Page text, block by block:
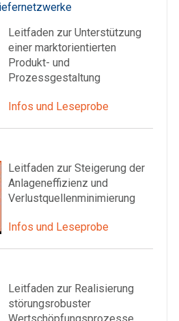
Leitfaden zur Unterstützung
einer marktorientierten
Produkt- und
Prozessgestaltung
Infos und Leseprobe
Leitfaden zur Steigerung der
Anlageneffizienz und
Verlustquellenminimierung
Infos und Leseprobe
Leitfaden zur Realisierung
störungsrobuster